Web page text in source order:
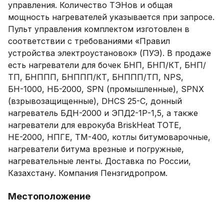
управления. Количество ТЭНов и общая
мощность нагревателей указывается при запросе.
Пульт управления комплектом изготовлен в
соответствии с требованиями «Правил
устройства электроустановок» (ПУЭ). В продаже
есть нагреватели для бочек БНП, БНП/КТ, БНП/
ТП, БНППП, БНППП/КТ, БНППП/ТП, NPS,
БН-1000, НБ-2000, SPN (промышленные), SPNX
(взрывозащищенные), DHCS 25-C, донный
нагреватель БДН-2000 и ЭПД2-1Р-1,5, а также
нагреватели для еврокуба BriskHeat ТОТЕ,
НЕ-2000, НПГЕ, ТМ-400, котлы битумоварочные,
нагреватели битума врезные и погружные,
нагревательные ленты. Доставка по России,
Казахстану. Компания Пензгидропром.
Местоположение